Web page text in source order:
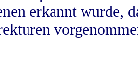
erkannt wurde,